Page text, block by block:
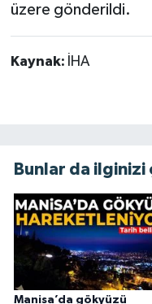
üzere gönderildi.
Kaynak: İHA
Bunlar da ilginizi
Manisa’da gökyüzü